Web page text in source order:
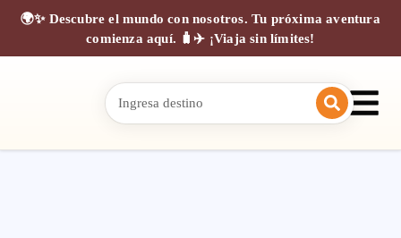
🌍✨ Descubre el mundo con nosotros. Tu próxima aventura
comienza aquí. 🧳✈️ ¡Viaja sin límites!